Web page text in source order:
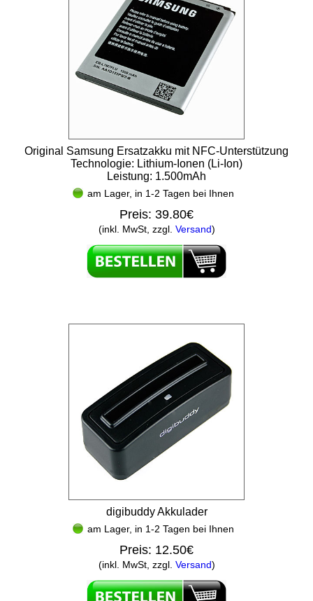
Original Samsung Ersatzakku mit NFC-Unterstützung
Technologie: Lithium-Ionen (Li-Ion)
Leistung: 1.500mAh
am Lager, in 1-2 Tagen bei Ihnen
Preis: 39.80€
(inkl. MwSt, zzgl. Versand)
digibuddy Akkulader
am Lager, in 1-2 Tagen bei Ihnen
Preis: 12.50€
(inkl. MwSt, zzgl. Versand)